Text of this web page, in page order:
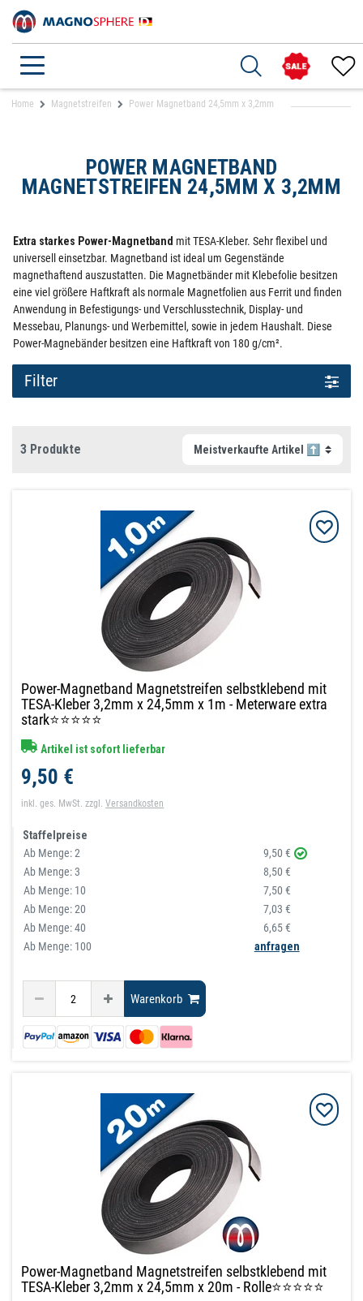
Home Magnetstreifen Power Magnetband 24,5mm x 3,2mm
POWER MAGNETBAND
MAGNETSTREIFEN 24,5MM X 3,2MM
Extra starkes Power-Magnetband mit TESA-Kleber. Sehr flexibel und
universell einsetzbar. Magnetband ist ideal um Gegenstände
magnethaftend auszustatten. Die Magnetbänder mit Klebefolie besitzen
eine viel größere Haftkraft als normale Magnetfolien aus Ferrit und finden
Anwendung in Befestigungs- und Verschlusstechnik, Display- und
Messebau, Planungs- und Werbemittel, sowie in jedem Haushalt. Diese
Power-Magnebänder besitzen eine Haftkraft von 180 g/cm².
Filter
3 Produkte
Power-Magnetband Magnetstreifen selbstklebend mit
TESA-Kleber 3,2mm x 24,5mm x 1m - Meterware extra
stark⭐⭐⭐⭐⭐
Artikel ist sofort lieferbar
9,50 €
inkl. ges. MwSt. zzgl.Versandkosten
Staffelpreise
Ab Menge:2
9,50 €
Ab Menge:3
8,50 €
Ab Menge: 10
7,50 €
Ab Menge:20
7,03 €
Ab Menge:40
6,65 €
Ab Menge: 100
anfragen
Warenkorb
Power-Magnetband Magnetstreifen selbstklebend mit
TESA-Kleber 3,2mm x 24,5mm x 20m - Rolle⭐⭐⭐⭐⭐